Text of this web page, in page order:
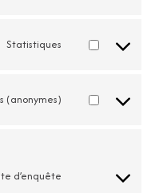
wordpress
Statistiques
Consent
google-
(anonymes)
Consent
d’enquête